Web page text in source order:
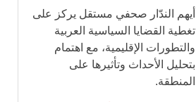
أيهم الندّار صحفي مستقل يركز على
تغطية القضايا السياسية العربية
والتطورات الإقليمية، مع اهتمام
بتحليل الأحداث وتأثيرها على
المنطقة.